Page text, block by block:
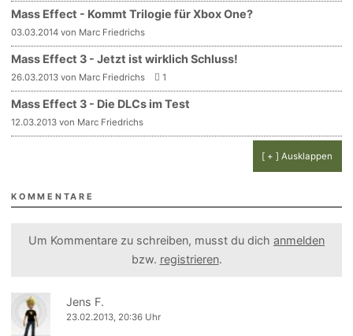
Mass Effect - Kommt Trilogie für Xbox One?
03.03.2014 von Marc Friedrichs
Mass Effect 3 - Jetzt ist wirklich Schluss!
26.03.2013 von Marc Friedrichs 1
Mass Effect 3 - Die DLCs im Test
12.03.2013 von Marc Friedrichs
[ + ] Ausklappen
KOMMENTARE
Um Kommentare zu schreiben, musst du dich anmelden
bzw. registrieren.
Jens F.
23.02.2013, 20:36 Uhr